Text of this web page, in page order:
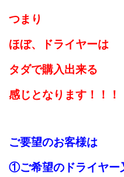
つまり
ほぼ、ドライヤーは
タダで購入出来る
感じとなります！！！
ご要望のお客様は
①ご希望のドライヤー